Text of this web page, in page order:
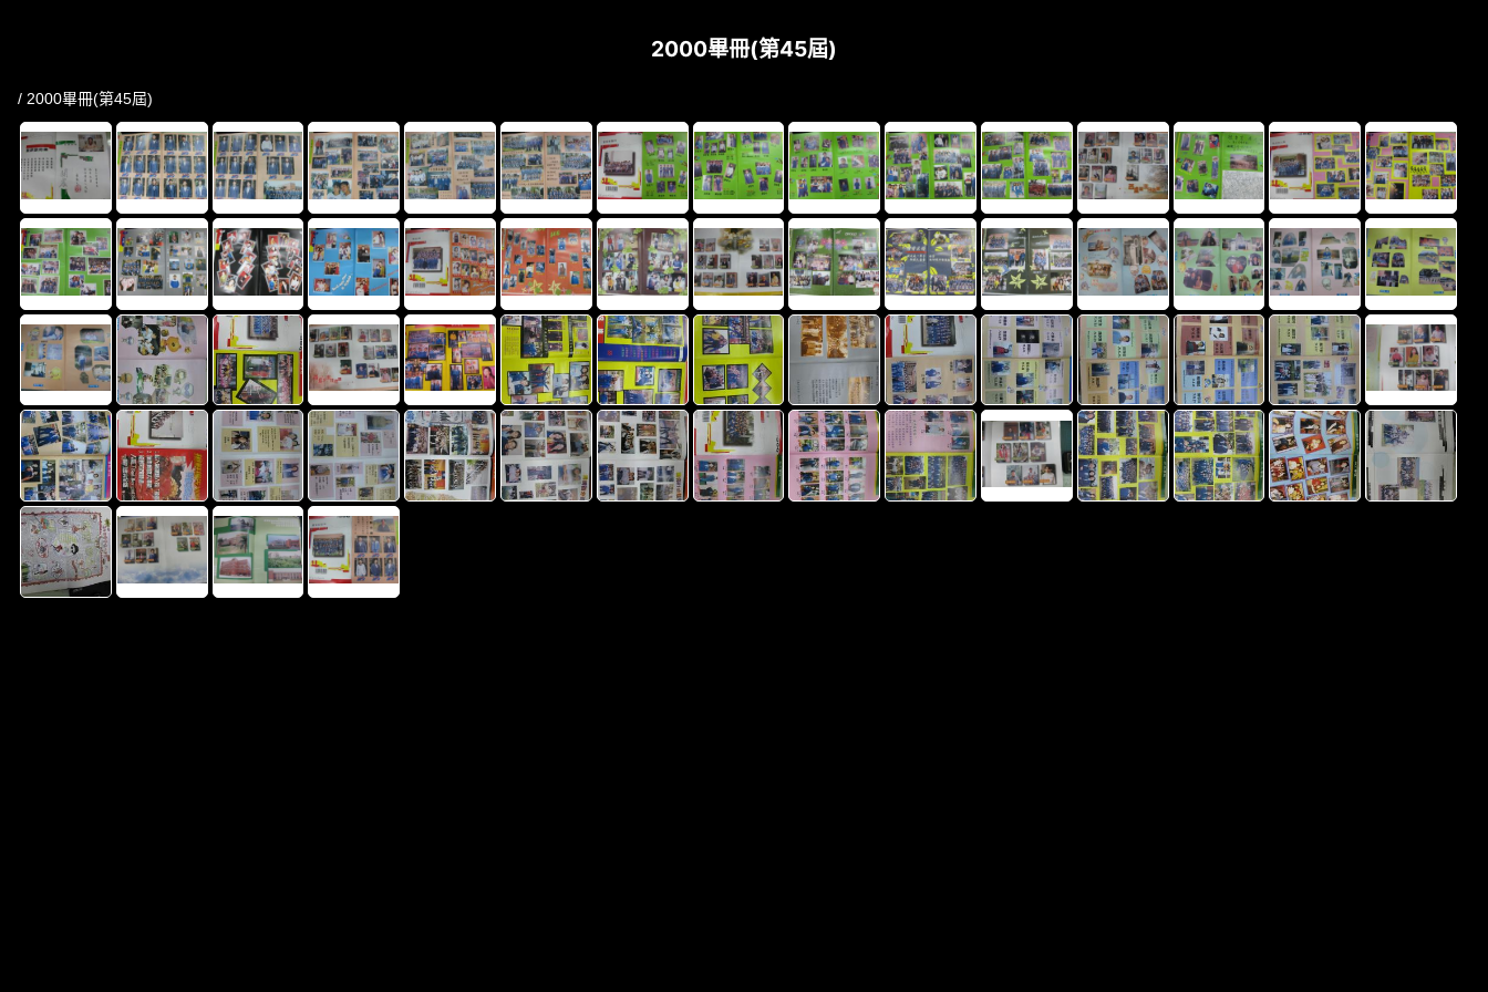
2000畢冊(第45屆)
/ 2000畢冊(第45屆)